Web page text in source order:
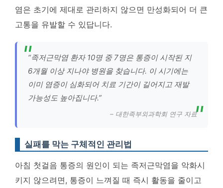
염은 초기에 제대로 관리하지 않으면 만성화되어 더 큰
고통을 유발할 수 있답니다.
“족저근막염 환자 10명 중 7명은 통증이 시작된 지
6개월 이상 지나야 병원을 찾습니다. 이 시기에는
이미 염증이 심화되어 치료 기간이 길어지고 재발
가능성도 높아집니다.”
– 대한족부외과학회 연구 자료
실패를 막는 구체적인 관리법
아침 첫걸음 통증의 원인이 되는 족저근막염을 악화시
키지 않으려면, 통증이 느껴질 때 즉시 활동을 줄이고